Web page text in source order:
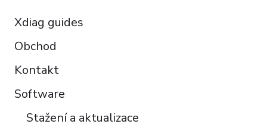
Xdiag guides
Obchod
Kontakt
Software
Stažení a aktualizace